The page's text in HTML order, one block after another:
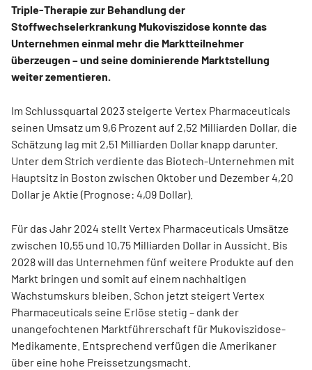
Triple-Therapie zur Behandlung der
Stoffwechselerkrankung Mukoviszidose konnte das
Unternehmen einmal mehr die Marktteilnehmer
überzeugen – und seine dominierende Marktstellung
weiter zementieren.
Im Schlussquartal 2023 steigerte Vertex Pharmaceuticals
seinen Umsatz um 9,6 Prozent auf 2,52 Milliarden Dollar, die
Schätzung lag mit 2,51 Milliarden Dollar knapp darunter.
Unter dem Strich verdiente das Biotech-Unternehmen mit
Hauptsitz in Boston zwischen Oktober und Dezember 4,20
Dollar je Aktie (Prognose: 4,09 Dollar).
Für das Jahr 2024 stellt Vertex Pharmaceuticals Umsätze
zwischen 10,55 und 10,75 Milliarden Dollar in Aussicht. Bis
2028 will das Unternehmen fünf weitere Produkte auf den
Markt bringen und somit auf einem nachhaltigen
Wachstumskurs bleiben. Schon jetzt steigert Vertex
Pharmaceuticals seine Erlöse stetig – dank der
unangefochtenen Marktführerschaft für Mukoviszidose-
Medikamente. Entsprechend verfügen die Amerikaner
über eine hohe Preissetzungsmacht.